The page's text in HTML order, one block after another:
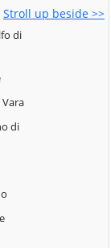
Stroll up beside >>
di
di